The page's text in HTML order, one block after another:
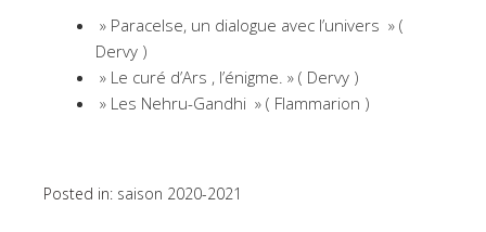
» Paracelse, un dialogue avec l’univers » (
Dervy )
» Le curé d’Ars , l’énigme. » ( Dervy )
» Les Nehru-Gandhi » ( Flammarion )
Posted in: saison 2020-2021